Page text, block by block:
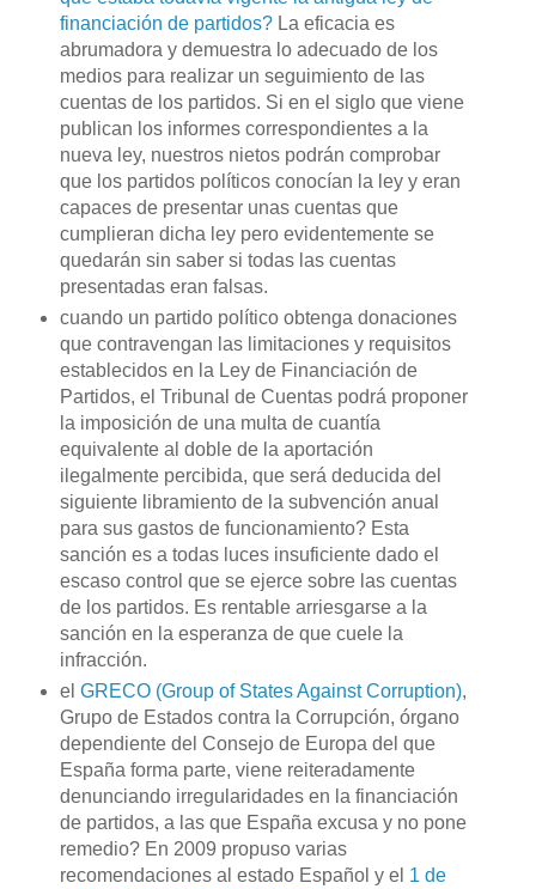
financiación de partidos?La eficacia es
abrumadora y demuestra lo adecuado de los
medios para realizar un seguimiento de las
cuentas de los partidos. Si en el siglo que viene
publican los informes correspondientes a la
nueva ley, nuestros nietos podrán comprobar
que los partidos políticos conocían la ley y eran
capaces de presentar unas cuentas que
cumplieran dicha ley pero evidentemente se
quedarán sin saber si todas las cuentas
presentadas eran falsas.
cuando un partido político obtenga donaciones
que contravengan las limitaciones y requisitos
establecidos en la Ley de Financiación de
Partidos, el Tribunal de Cuentas podrá proponer
la imposición de una multa de cuantía
equivalente al doble de la aportación
ilegalmente percibida, que será deducida del
siguiente libramiento de la subvención anual
para sus gastos de funcionamiento? Esta
sanción es a todas luces insuficiente dado el
escaso control que se ejerce sobre las cuentas
de los partidos. Es rentable arriesgarse a la
sanción en la esperanza de que cuele la
infracción.
el GRECO (Group of States Against Corruption),
Grupo de Estados contra la Corrupción, órgano
dependiente del Consejo de Europa del que
España forma parte, viene reiteradamente
denunciando irregularidades en la financiación
de partidos, a las que España excusa y no pone
remedio? En 2009 propuso varias
recomendaciones al estado Español y el 1 de